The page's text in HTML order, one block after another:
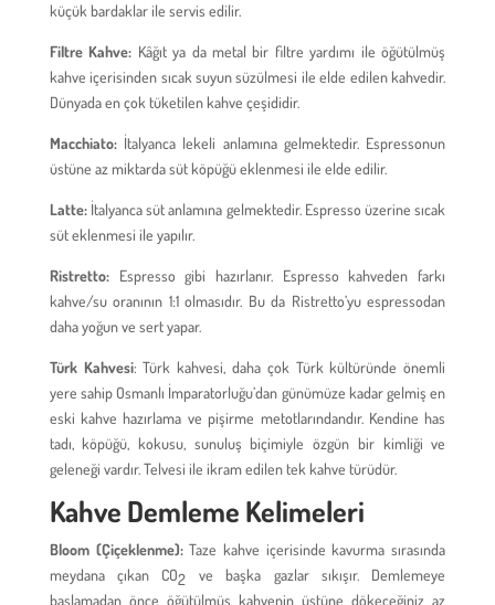
küçük bardaklar ile servis edilir.
Filtre Kahve: Kâğıt ya da metal bir filtre yardımı ile öğütülmüş
kahve içerisinden sıcak suyun süzülmesi ile elde edilen kahvedir.
Dünyada en çok tüketilen kahve çeşididir.
Macchiato:İtalyanca lekeli anlamına gelmektedir. Espressonun
üstüne az miktarda süt köpüğü eklenmesi ile elde edilir.
Latte:İtalyanca süt anlamına gelmektedir. Espresso üzerine sıcak
süt eklenmesi ile yapılır.
Ristretto:Espresso gibi hazırlanır. Espresso kahveden farkı
kahve/su oranının 1:1 olmasıdır. Bu da Ristretto’yu espressodan
daha yoğun ve sert yapar.
Türk Kahvesi: Türk kahvesi, daha çok Türk kültüründe önemli
yere sahip Osmanlı İmparatorluğu’dan günümüze kadar gelmiş en
eski kahve hazırlama ve pişirme metotlarındandır. Kendine has
tadı, köpüğü, kokusu, sunuluş biçimiyle özgün bir kimliği ve
geleneği vardır. Telvesi ile ikram edilen tek kahve türüdür.
Kahve Demleme Kelimeleri
Bloom (Çiçeklenme):Taze kahve içerisinde kavurma sırasında
meydana çıkan CO2 ve başka gazlar sıkışır. Demlemeye
başlamadan önce öğütülmüş kahvenin üstüne dökeceğiniz az